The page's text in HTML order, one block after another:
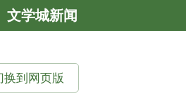
文学城新闻
换到网页版